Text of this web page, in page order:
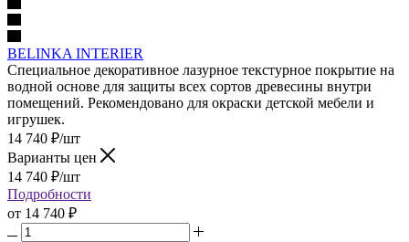
BELINKA INTERIER
Специальное декоративное лазурное текстурное покрытие на
водной основе для защиты всех сортов древесины внутри
помещений. Рекомендовано для окраски детской мебели и
игрушек.
14 740 ₽/шт
Варианты цен
14 740 ₽/шт
Подробности
от 14 740 ₽